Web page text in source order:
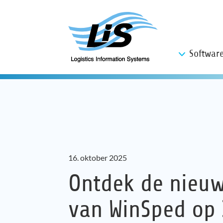
16. oktober 2025
Ontdek de
van WinSped